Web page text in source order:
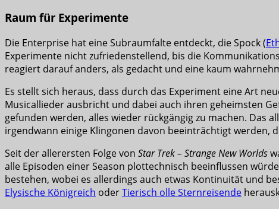
Raum für Experimente
Die Enterprise hat eine Subraumfalte entdeckt, die Spock (
Experimente nicht zufriedenstellend, bis die
reagiert darauf anders, als gedacht und eine kaum
Es stellt sich heraus, dass durch das Experiment eine Art
Musicallieder ausbricht und dabei auch ihren geheimsten
gefunden werden, alles wieder rückgängig zu machen. Das
irgendwann einige Klingonen davon beeinträchtigt werden,
Seit der allerersten Folge von Star Trek – Strange New Worlds
alle Episoden einer Season plottechnisch beeinflussen
bestehen, wobei es allerdings auch etwas Kontinuität und
Elysische Königreich oderTierisch olle Sternreisende